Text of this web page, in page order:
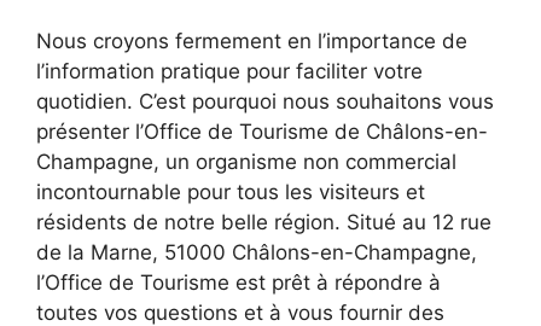
Nous croyons fermement en l’importance de
l’information pratique pour faciliter votre
quotidien. C’est pourquoi nous souhaitons vous
présenter l’Office de Tourisme de Châlons-en-
Champagne, un organisme non commercial
incontournable pour tous les visiteurs et
résidents de notre belle région. Situé au 12 rue
de la Marne, 51000 Châlons-en-Champagne,
l’Office de Tourisme est prêt à répondre à
toutes vos questions et à vous fournir des